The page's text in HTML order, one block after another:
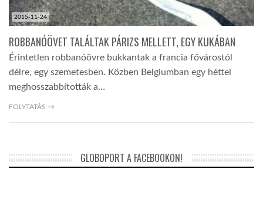
2015-11-24
ROBBANÓÖVET TALÁLTAK PÁRIZS MELLETT, EGY KUKÁBAN
Érintetlen robbanóövre bukkantak a francia fővárostól
délre, egy szemetesben. Közben Belgiumban egy héttel
meghosszabbították a…
FOLYTATÁS →
GLOBOPORT A FACEBOOKON!